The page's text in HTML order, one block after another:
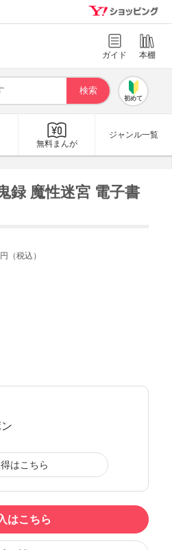
ガイド 本棚
初めて
無料まんが
ジャンル一覧
録 魔性迷宮 電子書
円（税込）
はこちら
はこちら